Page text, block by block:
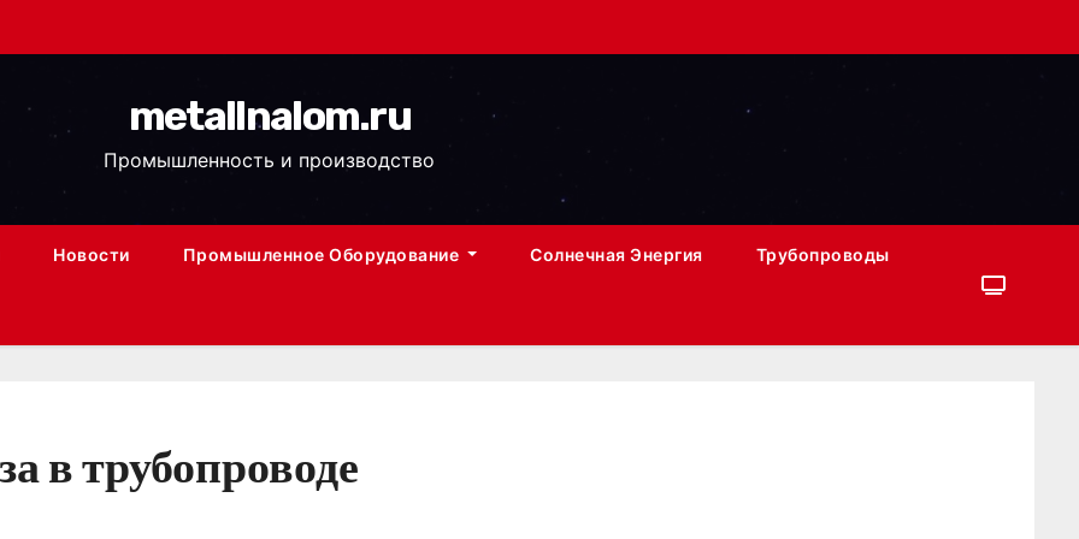
metallnalom.ru
Промышленность и производство
Новости Промышленное Оборудование Солнечная Энергия Трубопроводы
в трубопроводе